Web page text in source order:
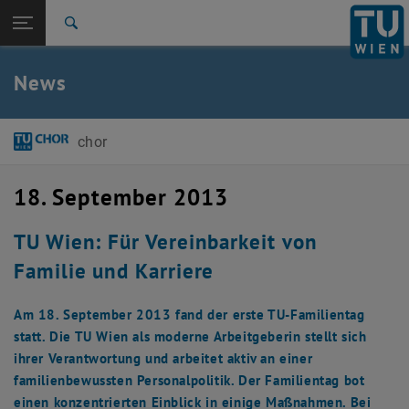
TU Login
Quicklinks
Quicklinks-Menü umschalten
Studium
Zur 1. Menü Ebene
Chor
Detail
News
chor
18. September 2013
TU Wien: Für Vereinbarkeit von
Familie und Karriere
Am 18. September 2013 fand der erste TU-Familientag
statt. Die TU Wien als moderne Arbeitgeberin stellt sich
ihrer Verantwortung und arbeitet aktiv an einer
familienbewussten Personalpolitik. Der Familientag bot
einen konzentrierten Einblick in einige Maßnahmen. Bei